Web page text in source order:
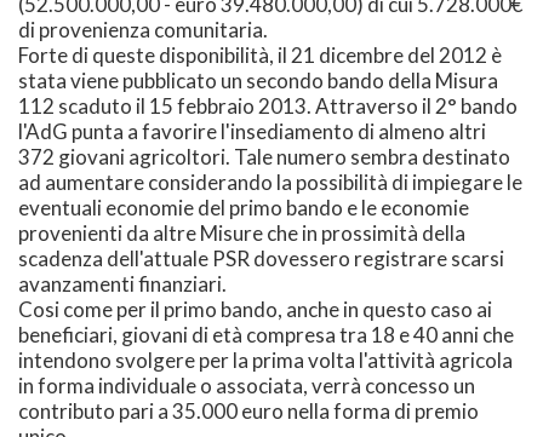
di provenienza comunitaria.
Forte di queste disponibilità, il 21 dicembre del 2012 è
stata viene pubblicato un secondo bando della Misura
112 scaduto il 15 febbraio 2013. Attraverso il 2° bando
l'AdG punta a favorire l'insediamento di almeno altri
372 giovani agricoltori. Tale numero sembra destinato
ad aumentare considerando la possibilità di impiegare le
eventuali economie del primo bando e le economie
provenienti da altre Misure che in prossimità della
scadenza dell'attuale PSR dovessero registrare scarsi
avanzamenti finanziari.
Cosi come per il primo bando, anche in questo caso ai
beneficiari, giovani di età compresa tra 18 e 40 anni che
intendono svolgere per la prima volta l'attività agricola
in forma individuale o associata, verrà concesso un
contributo pari a 35.000 euro nella forma di premio